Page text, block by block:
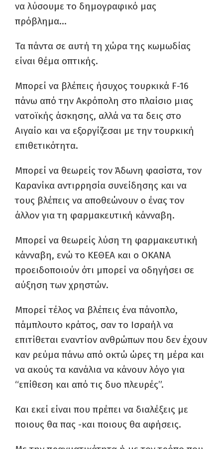
να λύσουμε το δημογραφικό μας
πρόβλημα…
Τα πάντα σε αυτή τη χώρα της κωμωδίας
είναι θέμα οπτικής.
Μπορεί να βλέπεις ήσυχος τουρκικά F-16
πάνω από την Ακρόπολη στο πλαίσιο μιας
νατοϊκής άσκησης, αλλά να τα δεις στο
Αιγαίο και να εξοργίζεσαι με την τουρκική
επιθετικότητα.
Μπορεί να θεωρείς τον Άδωνη φασίστα, τον
Καρανίκα αντιρρησία συνείδησης και να
τους βλέπεις να αποθεώνουν ο ένας τον
άλλον για τη φαρμακευτική κάνναβη.
Μπορεί να θεωρείς λύση τη φαρμακευτική
κάνναβη, ενώ το ΚΕΘΕΑ και ο ΟΚΑΝΑ
προειδοποιούν ότι μπορεί να οδηγήσει σε
αύξηση των χρηστών.
Μπορεί τέλος να βλέπεις ένα πάνοπλο,
πάμπλουτο κράτος, σαν το Ισραήλ να
επιτίθεται εναντίον ανθρώπων που δεν έχουν
καν ρεύμα πάνω από οκτώ ώρες τη μέρα και
να ακούς τα κανάλια να κάνουν λόγο για
“επίθεση και από τις δυο πλευρές”.
Και εκεί είναι που πρέπει να διαλέξεις με
ποιους θα πας -και ποιους θα αφήσεις.